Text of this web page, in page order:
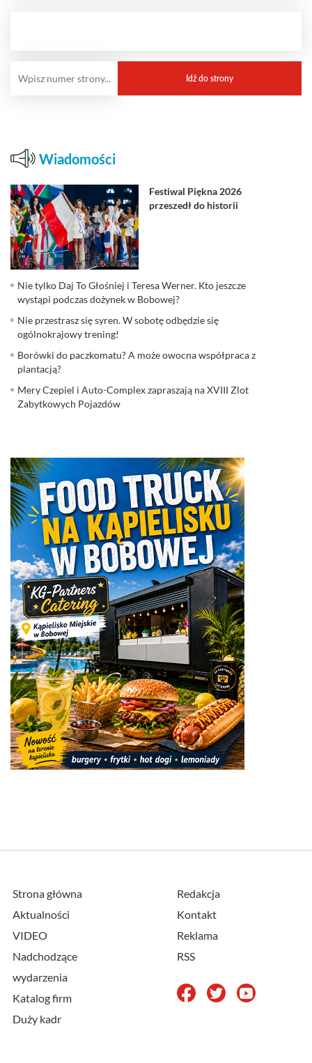
Wiadomości
Festiwal Piękna 2026
przeszedł do historii
Nie tylko Daj To Głośniej i Teresa Werner. Kto jeszcze
wystąpi podczas dożynek w Bobowej?
Nie przestrasz się syren. W sobotę odbędzie się
ogólnokrajowy trening!
Borówki do paczkomatu? A może owocna współpraca z
plantacją?
Mery Czepiel i Auto-Complex zapraszają na XVIII Zlot
Zabytkowych Pojazdów
Strona główna
Aktualności
VIDEO
Nadchodzące
wydarzenia
Katalog firm
Duży kadr
Redakcja
Kontakt
Reklama
RSS